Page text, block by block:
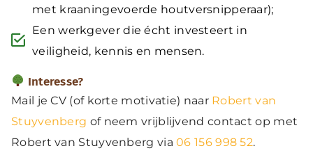
met kraaningevoerde houtversnipperaar);
Een werkgever die écht investeert in
veiligheid, kennis en mensen.
Interesse?
Mail je CV (of korte motivatie) naar Robert van
Stuyvenberg of neem vrijblijvend contact op met
Robert van Stuyvenberg via06 156 998 52.